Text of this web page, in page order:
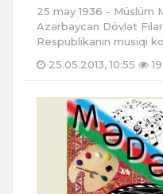
25 may 1936 - Müslüm
Azərbaycan Dövlət
Respublikanın musiqi
25.05.2013, 10:55